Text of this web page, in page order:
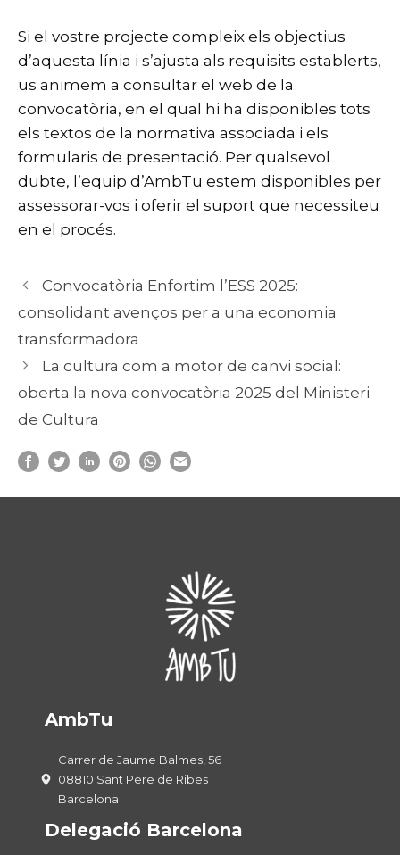
Si el vostre projecte compleix els objectius
d’aquesta línia i s’ajusta als requisits establerts,
us animem a consultar el web de la
convocatòria, en el qual hi ha disponibles tots
els textos de la normativa associada i els
formularis de presentació. Per qualsevol
dubte, l’equip d’AmbTu estem disponibles per
assessorar-vos i oferir el suport que necessiteu
en el procés.
Convocatòria Enfortim l’ESS 2025:
consolidant avenços per a una economia
transformadora
La cultura com a motor de canvi social:
oberta la nova convocatòria 2025 del Ministeri
de Cultura
AmbTu
Carrer de Jaume Balmes, 56
08810 Sant Pere de Ribes
Barcelona
Delegació Barcelona